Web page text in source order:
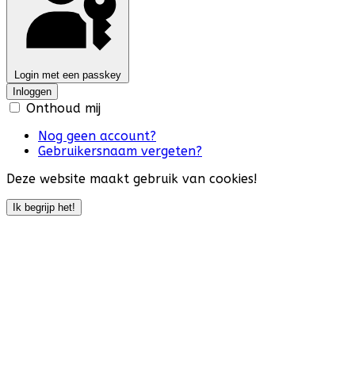
Login met een passkey
Inloggen
Onthoud mij
Nog geen account?
Gebruikersnaam vergeten?
Deze website maakt gebruik van cookies!
Ik begrijp het!